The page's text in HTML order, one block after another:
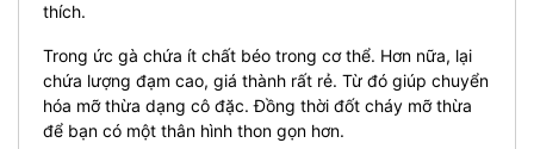
thích.
Trong ức gà chứa ít chất béo trong cơ thể. Hơn nữa, lại
chứa lượng đạm cao, giá thành rất rẻ. Từ đó giúp chuyển
hóa mỡ thừa dạng cô đặc. Đồng thời đốt cháy mỡ thừa
để bạn có một thân hình thon gọn hơn.